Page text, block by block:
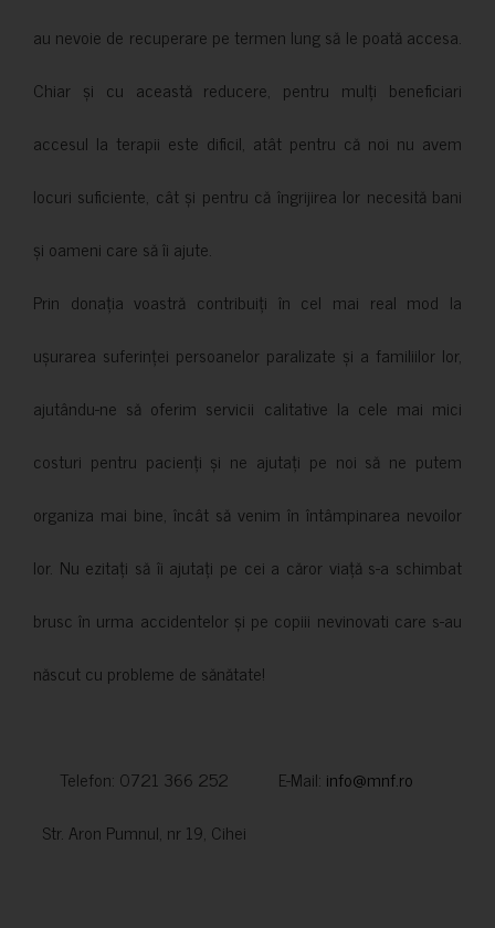
au nevoie de recuperare pe termen lung să le poată accesa.
Chiar și cu această reducere, pentru mulți beneficiari
accesul la terapii este dificil, atât pentru că noi nu avem
locuri suficiente, cât și pentru că îngrijirea lor necesită bani
și oameni care să îi ajute.
Prin donația voastră contribuiți în cel mai real mod la
ușurarea suferinței persoanelor paralizate și a familiilor lor,
ajutându-ne să oferim servicii calitative la cele mai mici
costuri pentru pacienți și ne ajutați pe noi să ne putem
organiza mai bine, încât să venim în întâmpinarea nevoilor
lor. Nu ezitați să îi ajutați pe cei a căror viață s-a schimbat
brusc în urma accidentelor și pe copiii nevinovati care s-au
născut cu probleme de sănătate!
Telefon: 0721 366 252 E-Mail: info@mnf.ro
Str. Aron Pumnul, nr 19, Cihei